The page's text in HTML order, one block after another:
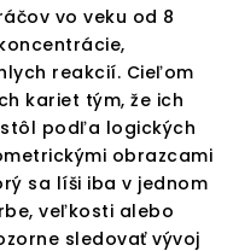
vo veku od 8
reakcií. Cieľom
kariet tým, že ich
podľa logických
obrazcami
sa líši iba v jednom
veľkosti alebo
sledovať vývoj